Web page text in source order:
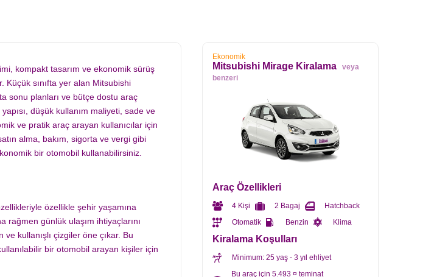
kompakt tasarım ve ekonomik sürüş
Küçük sınıfta yer alan Mitsubishi
sonu planları ve bütçe dostu araç
düşük kullanım maliyeti, sade ve
ve pratik araç arayan kullanıcılar için
alma, bakım, sigorta ve vergi gibi
bir otomobil kullanabilirsiniz.
özellikle şehir yaşamına
rağmen günlük ulaşım ihtiyaçlarını
kullanışlı çizgiler öne çıkar. Bu
bir otomobil arayan kişiler için
Ekonomik
Mitsubishi Mirage Kiralama
veya
benzeri
Araç Özellikleri
4 Kişi 2 Bagaj
Hatchback
Otomatik
Benzin Klima
Kiralama Koşulları
Minimum: 25 yaş - 3 yıl ehliyet
Bu araç için 5.493 ¤ teminat